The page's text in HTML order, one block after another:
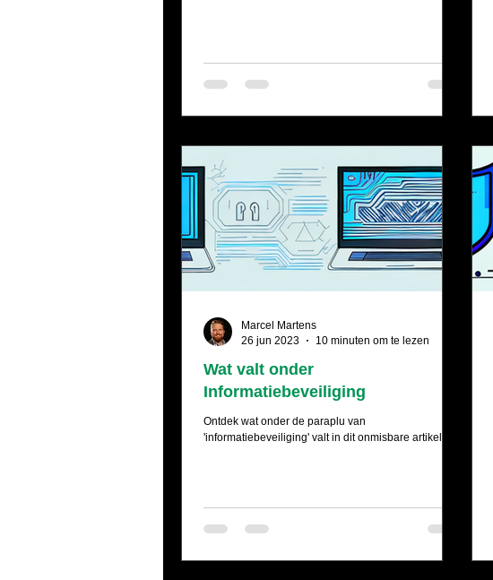
Wat valt onder
Informatiebeveiliging
Ontdek wat onder de paraplu van
'informatiebeveiliging' valt in dit onmisbare artikel.
Marcel Martens
26 jun 2023
10 minuten om te lezen